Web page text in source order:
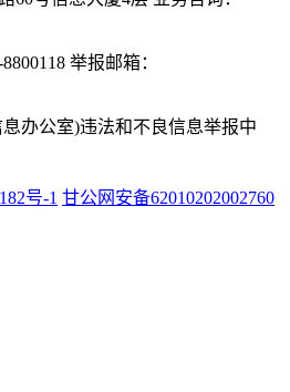
举报邮箱：
办公室)违法和不良信息举报中
号-1 甘公网安备62010202002760